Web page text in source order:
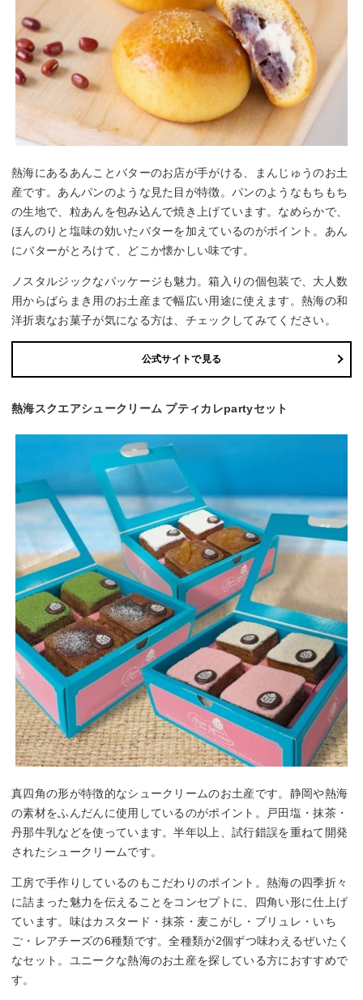
熱海にあるあんことバターのお店が手がける、まんじゅうのお土
産です。あんパンのような見た目が特徴。パンのようなもちもち
の生地で、粒あんを包み込んで焼き上げています。なめらかで、
ほんのりと塩味の効いたバターを加えているのがポイント。あん
にバターがとろけて、どこか懐かしい味です。
ノスタルジックなパッケージも魅力。箱入りの個包装で、大人数
用からばらまき用のお土産まで幅広い用途に使えます。熱海の和
洋折衷なお菓子が気になる方は、チェックしてみてください。
公式サイトで見る
熱海スクエアシュークリーム プティカレpartyセット
真四角の形が特徴的なシュークリームのお土産です。静岡や熱海
の素材をふんだんに使用しているのがポイント。戸田塩・抹茶・
丹那牛乳などを使っています。半年以上、試行錯誤を重ねて開発
されたシュークリームです。
工房で手作りしているのもこだわりのポイント。熱海の四季折々
に詰まった魅力を伝えることをコンセプトに、四角い形に仕上げ
ています。味はカスタード・抹茶・麦こがし・ブリュレ・いち
ご・レアチーズの6種類です。全種類が2個ずつ味わえるぜいたく
なセット。ユニークな熱海のお土産を探している方におすすめで
す。